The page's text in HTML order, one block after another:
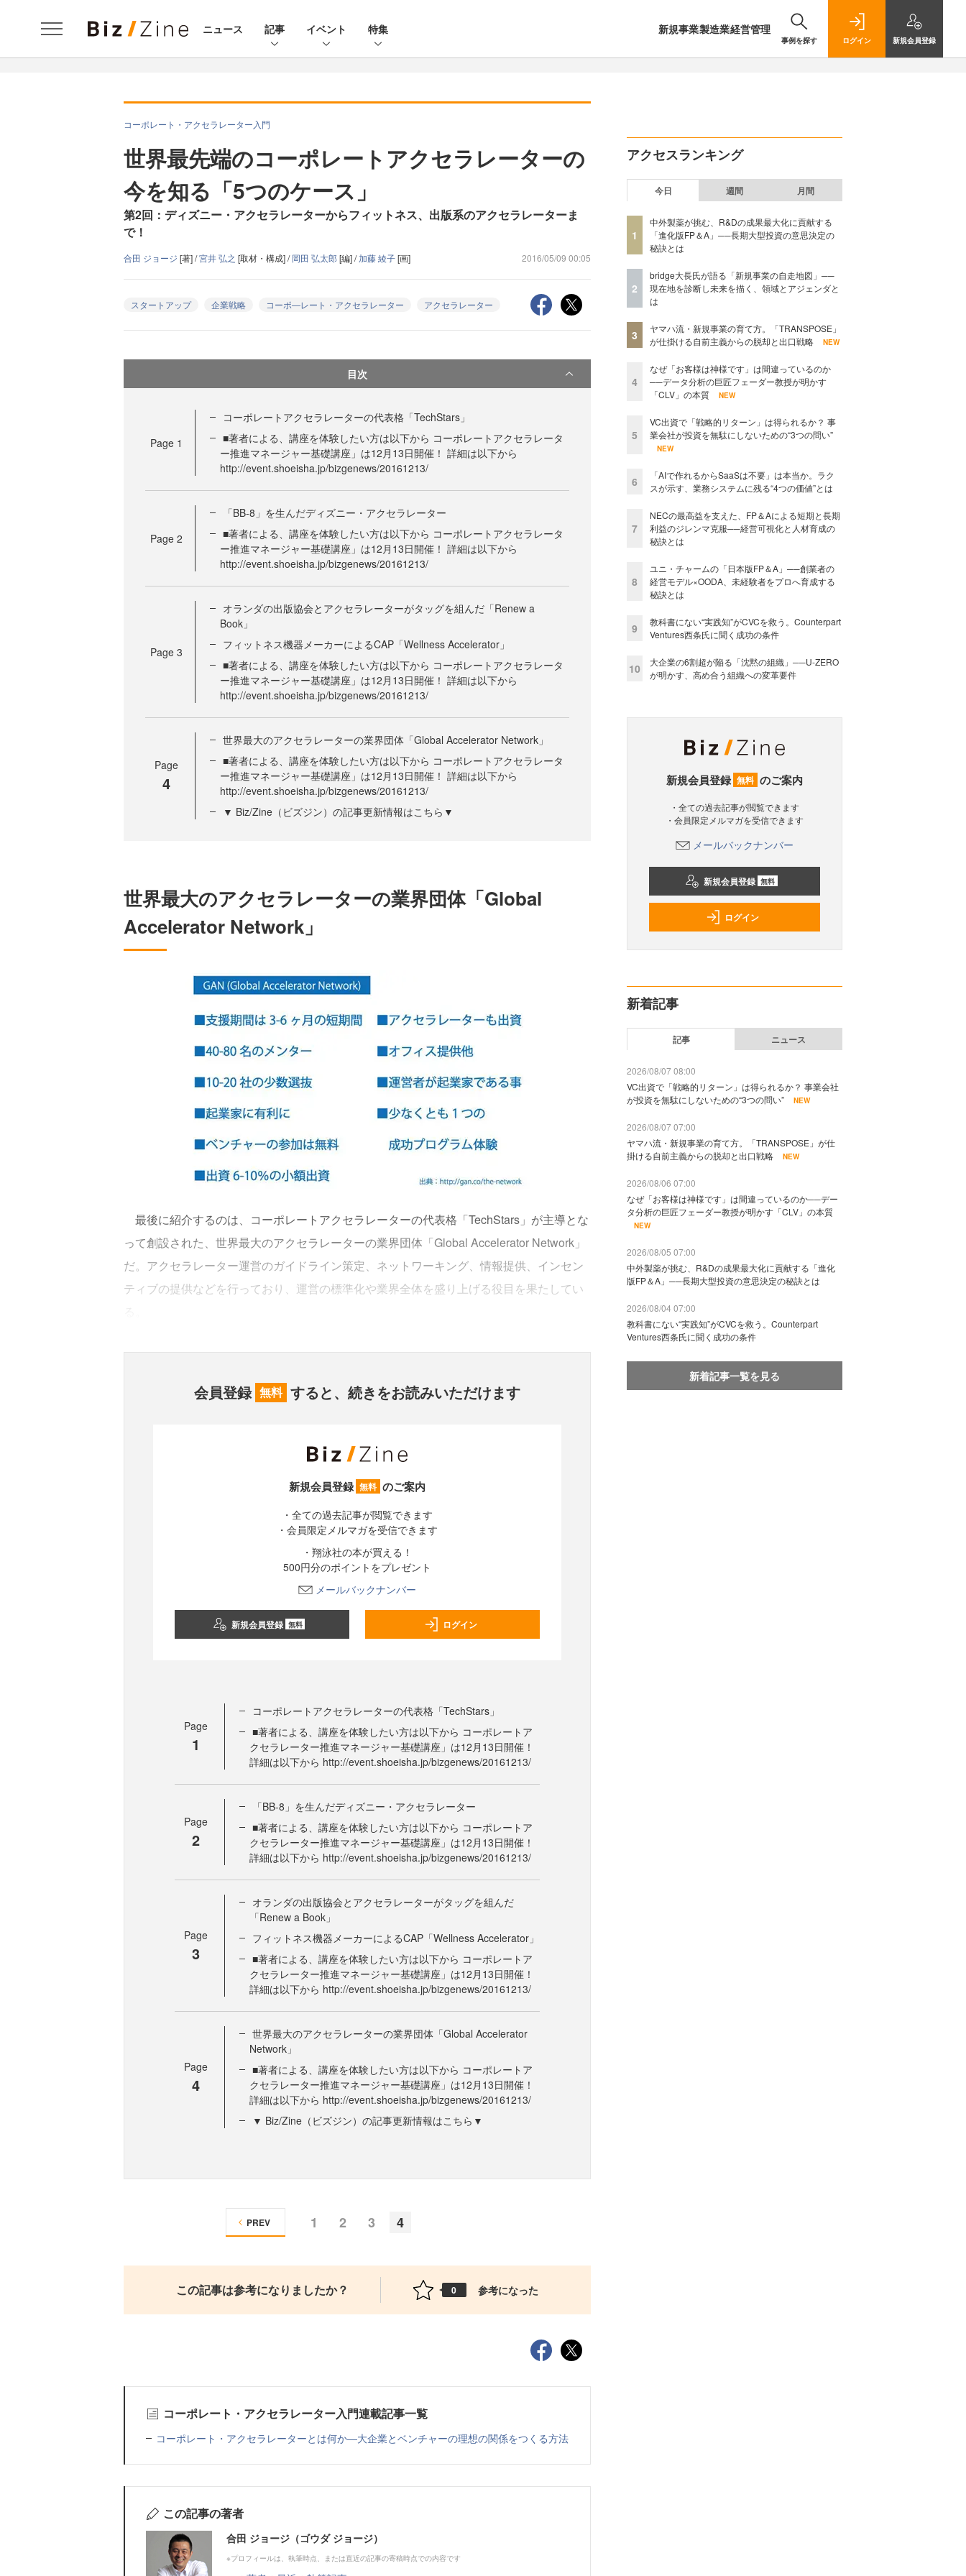
ニュース 記事 イベント 特集 新規事業製造業経営管理
事例を探す ログイン 新規会員登録
コーポレート・アクセラレーター入門
世界最先端のコーポレートアクセラレーターの
今を知る「5つのケース」
第2回：ディズニー・アクセラレーターからフィットネス、出版系のアクセラレーターま
で！
合田 ジョージ [著] /宮井 弘之 [取材・構成] /岡田 弘太郎[編] /加藤 綾子[画] 2016/05/09 00:05
スタートアップ 企業戦略 コーポ―レート・アクセラレーター アクセラレーター
目次
Page 1
コーポレートアクセラレーターの代表格「TechStars」
■著者による、講座を体験したい方は以下から コーポレートアクセラレータ
ー推進マネージャー基礎講座」は12月13日開催！ 詳細は以下から
http://event.shoeisha.jp/bizgenews/20161213/
Page 2
「BB-8」を生んだディズニー・アクセラレーター
■著者による、講座を体験したい方は以下から コーポレートアクセラレータ
ー推進マネージャー基礎講座」は12月13日開催！ 詳細は以下から
http://event.shoeisha.jp/bizgenews/20161213/
Page 3
オランダの出版協会とアクセラレーターがタッグを組んだ「Renew a
Book」
フィットネス機器メーカーによるCAP「Wellness Accelerator」
■著者による、講座を体験したい方は以下から コーポレートアクセラレータ
ー推進マネージャー基礎講座」は12月13日開催！ 詳細は以下から
http://event.shoeisha.jp/bizgenews/20161213/
Page
4
世界最大のアクセラレーターの業界団体「Global Accelerator Network」
■著者による、講座を体験したい方は以下から コーポレートアクセラレータ
ー推進マネージャー基礎講座」は12月13日開催！ 詳細は以下から
http://event.shoeisha.jp/bizgenews/20161213/
▼ Biz/Zine（ビズジン）の記事更新情報はこちら▼
世界最大のアクセラレーターの業界団体「Global
Accelerator Network」
最後に紹介するのは、コーポレートアクセラレーターの代表格「TechStars」が主導とな
って創設された、世界最大のアクセラレーターの業界団体「Global Accelerator Network」
だ。アクセラレーター運営のガイドライン策定、ネットワーキング、情報提供、インセン
ティブの提供などを行っており、運営の標準化や業界全体を盛り上げる役目を果たしてい
会員登録 無料 すると、続きをお読みいただけます
新規会員登録 無料 のご案内
・全ての過去記事が閲覧できます
・会員限定メルマガを受信できます
・翔泳社の本が買える！
500円分のポイントをプレゼント
メールバックナンバー
新規会員登録 無料 ログイン
Page
1
コーポレートアクセラレーターの代表格「TechStars」
■著者による、講座を体験したい方は以下から コーポレートア
クセラレーター推進マネージャー基礎講座」は12月13日開催！
詳細は以下から http://event.shoeisha.jp/bizgenews/20161213/
Page
2
「BB-8」を生んだディズニー・アクセラレーター
■著者による、講座を体験したい方は以下から コーポレートア
クセラレーター推進マネージャー基礎講座」は12月13日開催！
詳細は以下から http://event.shoeisha.jp/bizgenews/20161213/
Page
3
オランダの出版協会とアクセラレーターがタッグを組んだ
「Renew a Book」
フィットネス機器メーカーによるCAP「Wellness Accelerator」
■著者による、講座を体験したい方は以下から コーポレートア
クセラレーター推進マネージャー基礎講座」は12月13日開催！
詳細は以下から http://event.shoeisha.jp/bizgenews/20161213/
Page
4
世界最大のアクセラレーターの業界団体「Global Accelerator
Network」
■著者による、講座を体験したい方は以下から コーポレートア
クセラレーター推進マネージャー基礎講座」は12月13日開催！
詳細は以下から http://event.shoeisha.jp/bizgenews/20161213/
▼ Biz/Zine（ビズジン）の記事更新情報はこちら▼
1 2 3 4
PREV
この記事は参考になりましたか？ 0 参考になった
コーポレート・アクセラレーター入門連載記事一覧
コーポレート・アクセラレーターとは何か―大企業とベンチャーの理想の関係をつくる方法
この記事の著者
合田 ジョージ（ゴウダ ジョージ）
※プロフィールは、執筆時点、または直近の記事の寄稿時点での内容です
アクセスランキング
今日 週間 月間
1
中外製薬が挑む、R&Dの成果最大化に貢献する
「進化版FP＆A」──長期大型投資の意思決定の
秘訣とは
2
bridge大長氏が語る「新規事業の自走地図」──
現在地を診断し未来を描く、領域とアジェンダと
は
3
ヤマハ流・新規事業の育て方。「TRANSPOSE」
が仕掛ける自前主義からの脱却と出口戦略
NEW
4
なぜ「お客様は神様です」は間違っているのか
──データ分析の巨匠フェーダー教授が明かす
「CLV」の本質
NEW
5
VC出資で「戦略的リターン」は得られるか？ 事
業会社が投資を無駄にしないための“3つの問い”
NEW
6
「AIで作れるからSaaSは不要」は本当か。ラク
スが示す、業務システムに残る“4つの価値”とは
7
NECの最高益を支えた、FP＆Aによる短期と長期
利益のジレンマ克服──経営可視化と人材育成の
秘訣とは
8
ユニ・チャームの「日本版FP＆A」──創業者の
経営モデル×OODA、未経験者をプロへ育成する
秘訣とは
9
教科書にない“実践知”がCVCを救う。Counterpart
Ventures西条氏に聞く成功の条件
10
大企業の6割超が陥る「沈黙の組織」──U-ZERO
が明かす、高め合う組織への変革要件
新規会員登録 無料 のご案内
・全ての過去記事が閲覧できます
・会員限定メルマガを受信できます
メールバックナンバー
新規会員登録 無料
ログイン
新着記事
記事 ニュース
2026/08/07 08:00
VC出資で「戦略的リターン」は得られるか？ 事業会社
が投資を無駄にしないための“3つの問い”
NEW
2026/08/07 07:00
ヤマハ流・新規事業の育て方。「TRANSPOSE」が仕
掛ける自前主義からの脱却と出口戦略
NEW
2026/08/06 07:00
なぜ「お客様は神様です」は間違っているのか──デー
タ分析の巨匠フェーダー教授が明かす「CLV」の本質
NEW
2026/08/05 07:00
中外製薬が挑む、R&Dの成果最大化に貢献する「進化
版FP＆A」──長期大型投資の意思決定の秘訣とは
2026/08/04 07:00
教科書にない“実践知”がCVCを救う。Counterpart
Ventures西条氏に聞く成功の条件
新着記事一覧を見る